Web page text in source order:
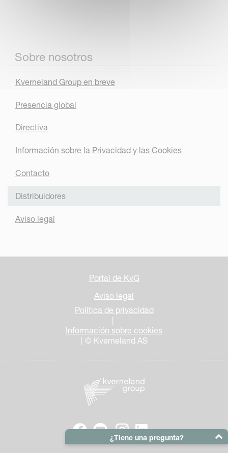
Sobre nosotros
Kverneland Group en breve
Presencia global
Directiva
Información sobre la Privacidad y las Cookies
Contacto
Distribuidores
Aviso legal
Portal de KvG
Aviso legal
Política de privacidad
Información sobre cookies
| © Kverneland AS
¿Tiene una pregunta?